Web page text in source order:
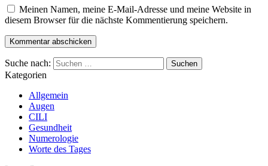
Meinen Namen, meine E-Mail-Adresse und meine Website in
diesem Browser für die nächste Kommentierung speichern.
Suche nach:
Kategorien
Allgemein
Augen
CILI
Gesundheit
Numerologie
Worte des Tages